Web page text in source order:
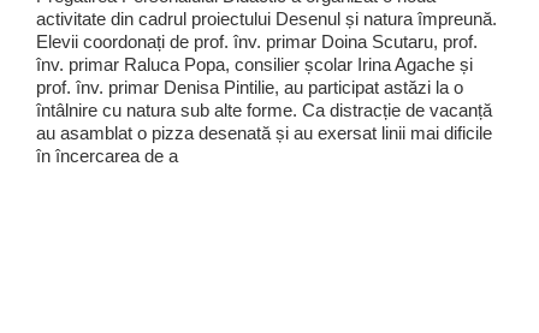
activitate din cadrul proiectului Desenul și natura împreună.
Elevii coordonați de prof. înv. primar Doina Scutaru, prof.
înv. primar Raluca Popa, consilier școlar Irina Agache și
prof. înv. primar Denisa Pintilie, au participat astăzi la o
întâlnire cu natura sub alte forme. Ca distracție de vacanță
au asamblat o pizza desenată și au exersat linii mai dificile
în încercarea de a